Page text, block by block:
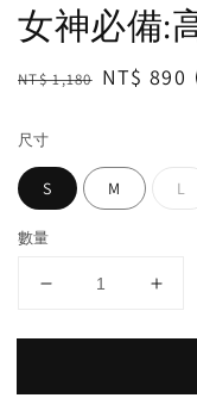
女神必備:
Regular
NT$ 1,180 Sale
NT$ 890
尺寸
S M L
數量